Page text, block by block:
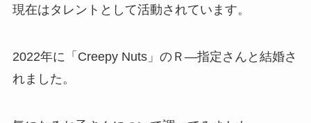
現在はタレントとして活動されています。
2022年に「Creepy Nuts」のＲ―指定さんと結婚さ
れました。